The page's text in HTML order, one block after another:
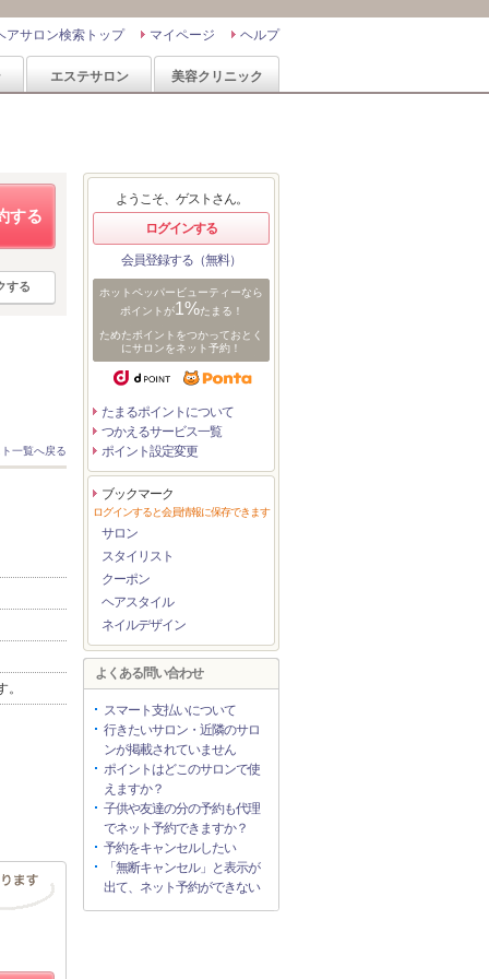
ヘルプ
マイページ
アサロン検索トップ
エステサロン 美容クリニック
する
する
一覧へ戻る
ようこそ、ゲストさん。
ログインする
会員登録する（無料）
ホットペッパービューティーなら
ポイントが1%たまる！
ためたポイントをつかっておとく
にサロンをネット予約！
たまるポイントについて
つかえるサービス一覧
ポイント設定変更
ブックマーク
ログインすると会員情報に保存できます
サロン
スタイリスト
クーポン
ヘアスタイル
ネイルデザイン
よくある問い合わせ
スマート支払いについて
行きたいサロン・近隣のサロ
ンが掲載されていません
ポイントはどこのサロンで使
えますか？
子供や友達の分の予約も代理
でネット予約できますか？
予約をキャンセルしたい
「無断キャンセル」と表示が
出て、ネット予約ができない